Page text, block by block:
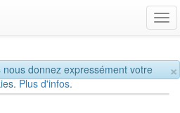
×
donnez expressément votre
Plus d'infos.